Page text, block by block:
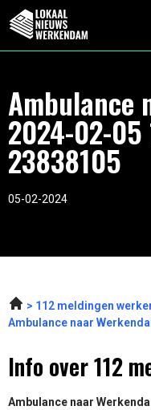
Ambulance
2024-02-05
23838105
05-02-2024
112 meldingen
Ambulance naar
Info over 112
Ambulance naar